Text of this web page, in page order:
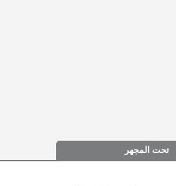
تحت المجهر